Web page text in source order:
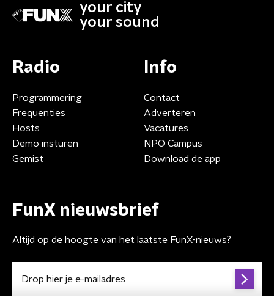
your city
your sound
Radio
Programmering
Frequenties
Hosts
Demo insturen
Gemist
Info
Contact
Adverteren
Vacatures
NPO Campus
Download de app
FunX nieuwsbrief
Altijd op de hoogte van het laatste FunX-nieuws?